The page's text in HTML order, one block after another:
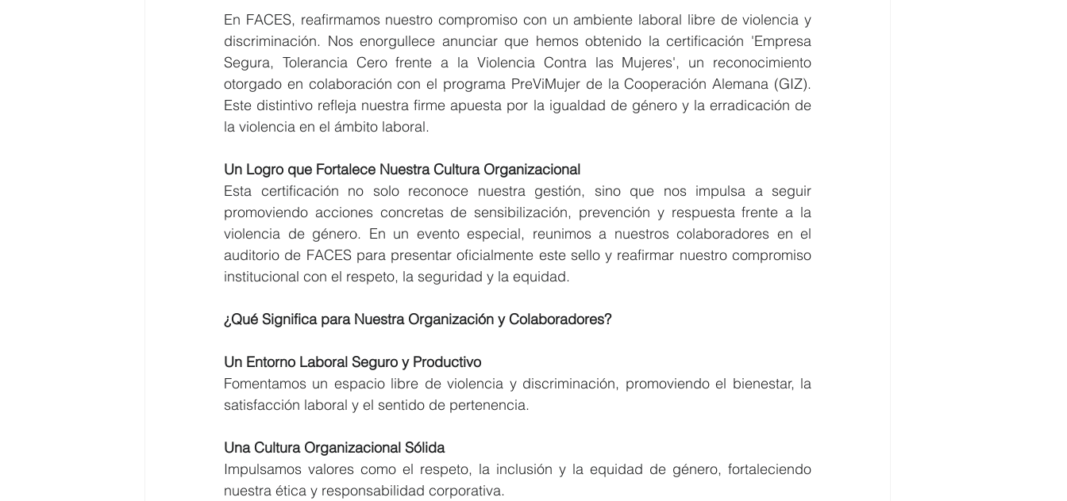
En FACES, reafirmamos nuestro compromiso con un ambiente laboral libre de violencia y
discriminación. Nos enorgullece anunciar que hemos obtenido la certificación 'Empresa
Segura, Tolerancia Cero frente a la Violencia Contra las Mujeres', un reconocimiento
otorgado en colaboración con el programa PreViMujer de la Cooperación Alemana (GIZ).
Este distintivo refleja nuestra firme apuesta por la igualdad de género y la erradicación de
la violencia en el ámbito laboral.
Un Logro que Fortalece Nuestra Cultura Organizacional
Esta certificación no solo reconoce nuestra gestión, sino que nos impulsa a seguir
promoviendo acciones concretas de sensibilización, prevención y respuesta frente a la
violencia de género. En un evento especial, reunimos a nuestros colaboradores en el
auditorio de FACES para presentar oficialmente este sello y reafirmar nuestro compromiso
institucional con el respeto, la seguridad y la equidad.
¿Qué Significa para Nuestra Organización y Colaboradores?
Un Entorno Laboral Seguro y Productivo
Fomentamos un espacio libre de violencia y discriminación, promoviendo el bienestar, la
satisfacción laboral y el sentido de pertenencia.
Una Cultura Organizacional Sólida
Impulsamos valores como el respeto, la inclusión y la equidad de género, fortaleciendo
nuestra ética y responsabilidad corporativa.